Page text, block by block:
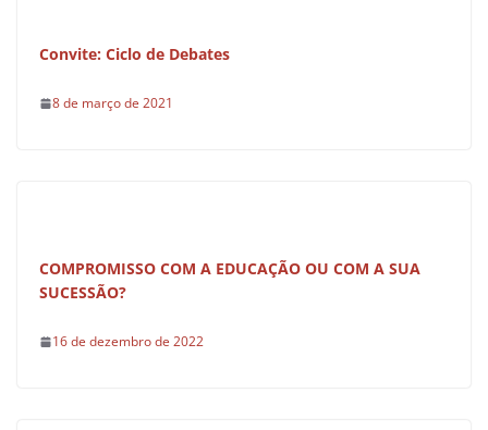
Convite: Ciclo de Debates
8 de março de 2021
COMPROMISSO COM A EDUCAÇÃO OU COM A SUA
SUCESSÃO?
16 de dezembro de 2022